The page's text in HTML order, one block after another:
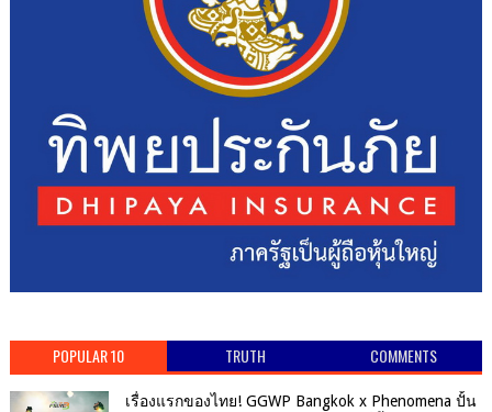
POPULAR 10 TRUTH COMMENTS
เรื่องแรกของไทย! GGWP Bangkok x Phenomena ปั้น